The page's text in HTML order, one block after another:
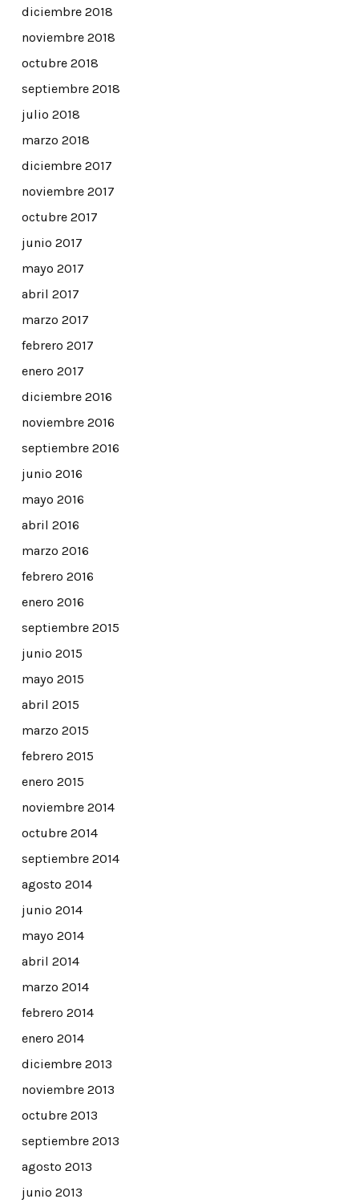
diciembre 2018
noviembre 2018
octubre 2018
septiembre 2018
julio 2018
marzo 2018
diciembre 2017
noviembre 2017
octubre 2017
junio 2017
mayo 2017
abril 2017
marzo 2017
febrero 2017
enero 2017
diciembre 2016
noviembre 2016
septiembre 2016
junio 2016
mayo 2016
abril 2016
marzo 2016
febrero 2016
enero 2016
septiembre 2015
junio 2015
mayo 2015
abril 2015
marzo 2015
febrero 2015
enero 2015
noviembre 2014
octubre 2014
septiembre 2014
agosto 2014
junio 2014
mayo 2014
abril 2014
marzo 2014
febrero 2014
enero 2014
diciembre 2013
noviembre 2013
octubre 2013
septiembre 2013
agosto 2013
junio 2013